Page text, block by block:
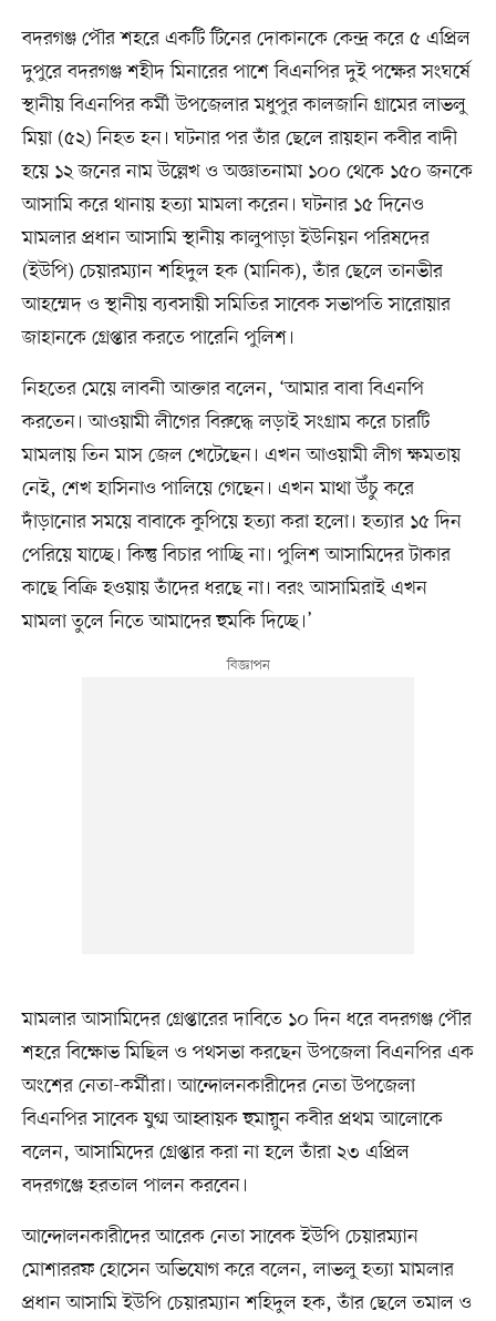
বদরগঞ্জ পৌর শহরে একটি টিনের দোকানকে কেন্দ্র করে ৫ এপ্রিল
দুপুরে বদরগঞ্জ শহীদ মিনারের পাশে বিএনপির দুই পক্ষের সংঘর্ষে
স্থানীয় বিএনপির কর্মী উপজেলার মধুপুর কালজানি গ্রামের লাভলু
মিয়া (৫২) নিহত হন। ঘটনার পর তাঁর ছেলে রায়হান কবীর বাদী
হয়ে ১২ জনের নাম উল্লেখ ও অজ্ঞাতনামা ১০০ থেকে ১৫০ জনকে
আসামি করে থানায় হত্যা মামলা করেন। ঘটনার ১৫ দিনেও
মামলার প্রধান আসামি স্থানীয় কালুপাড়া ইউনিয়ন পরিষদের
(ইউপি) চেয়ারম্যান শহিদুল হক (মানিক), তাঁর ছেলে তানভীর
আহম্মেদ ও স্থানীয় ব্যবসায়ী সমিতির সাবেক সভাপতি সারোয়ার
জাহানকে গ্রেপ্তার করতে পারেনি পুলিশ।
নিহতের মেয়ে লাবনী আক্তার বলেন, ‘আমার বাবা বিএনপি
করতেন। আওয়ামী লীগের বিরুদ্ধে লড়াই সংগ্রাম করে চারটি
মামলায় তিন মাস জেল খেটেছেন। এখন আওয়ামী লীগ ক্ষমতায়
নেই, শেখ হাসিনাও পালিয়ে গেছেন। এখন মাথা উঁচু করে
দাঁড়ানোর সময়ে বাবাকে কুপিয়ে হত্যা করা হলো। হত্যার ১৫ দিন
পেরিয়ে যাচ্ছে। কিন্তু বিচার পাচ্ছি না। পুলিশ আসামিদের টাকার
কাছে বিক্রি হওয়ায় তাঁদের ধরছে না। বরং আসামিরাই এখন
মামলা তুলে নিতে আমাদের হুমকি দিচ্ছে।’
মামলার আসামিদের গ্রেপ্তারের দাবিতে ১০ দিন ধরে বদরগঞ্জ পৌর
শহরে বিক্ষোভ মিছিল ও পথসভা করছেন উপজেলা বিএনপির এক
অংশের নেতা-কর্মীরা। আন্দোলনকারীদের নেতা উপজেলা
বিএনপির সাবেক যুগ্ম আহ্বায়ক হুমায়ুন কবীর প্রথম আলোকে
বলেন, আসামিদের গ্রেপ্তার করা না হলে তাঁরা ২৩ এপ্রিল
বদরগঞ্জে হরতাল পালন করবেন।
আন্দোলনকারীদের আরেক নেতা সাবেক ইউপি চেয়ারম্যান
মোশাররফ হোসেন অভিযোগ করে বলেন, লাভলু হত্যা মামলার
প্রধান আসামি ইউপি চেয়ারম্যান শহিদুল হক, তাঁর ছেলে তমাল ও